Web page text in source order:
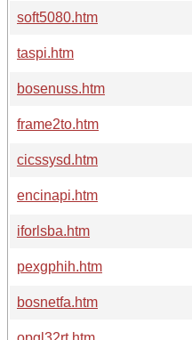
soft5080.htm
taspi.htm
bosenuss.htm
frame2to.htm
cicssysd.htm
encinapi.htm
iforlsba.htm
pexgphih.htm
bosnetfa.htm